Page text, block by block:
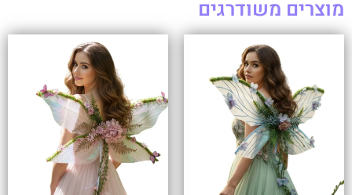
מוצרים משודרגים